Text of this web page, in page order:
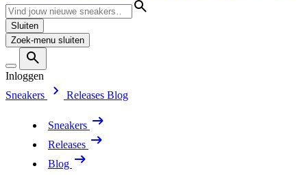
Sluiten
Zoek-menu sluiten
Inloggen
Sneakers
Releases Blog
Sneakers
Releases
Blog